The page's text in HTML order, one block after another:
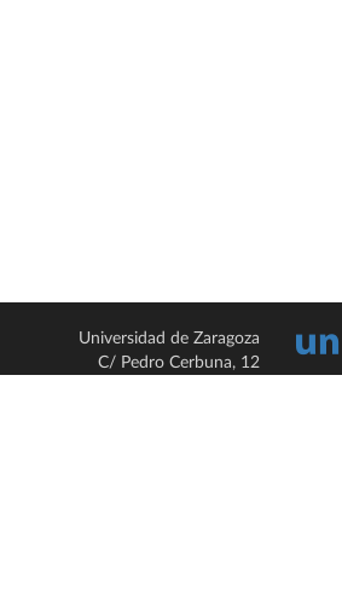
Universidad de Zaragoza
C/ Pedro Cerbuna, 12